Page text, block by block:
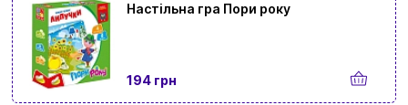
194 грн
Настільна гра Пори року